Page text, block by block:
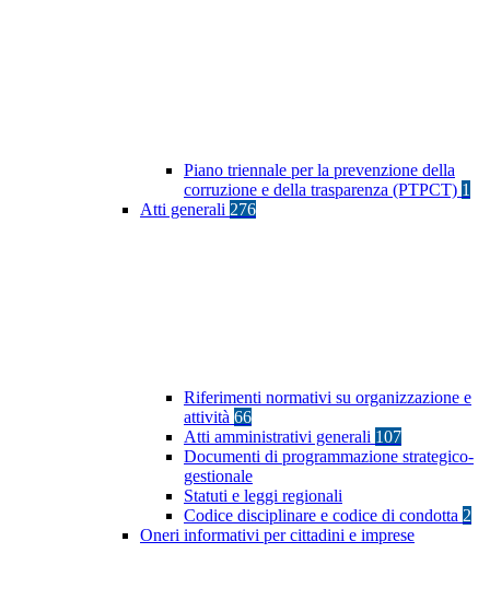
Piano triennale per la prevenzione della
corruzione e della trasparenza (PTPCT) 1
Atti generali 276
Riferimenti normativi su organizzazione e
attività 66
Atti amministrativi generali 107
Documenti di programmazione strategico-
gestionale
Statuti e leggi regionali
Codice disciplinare e codice di condotta 2
Oneri informativi per cittadini e imprese